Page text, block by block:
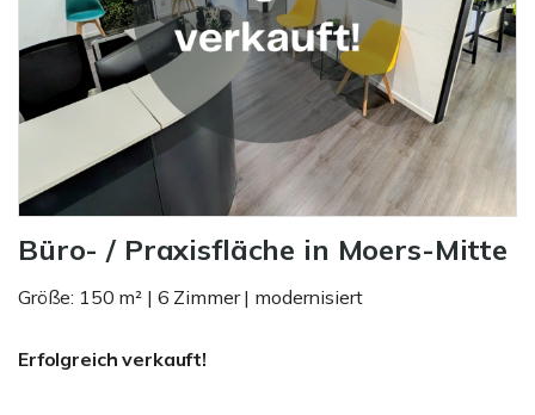
Büro- / Praxisfläche in Moers-Mitte
Größe: 150 m² | 6 Zimmer | modernisiert
Erfolgreich verkauft!